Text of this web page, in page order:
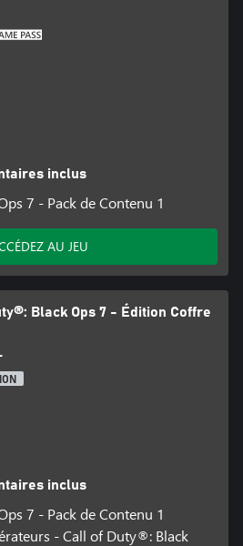
inclus
7 - Pack de Contenu 1
AU JEU
Black Ops 7 - Édition Coffre
inclus
7 - Pack de Contenu 1
- Call of Duty®: Black